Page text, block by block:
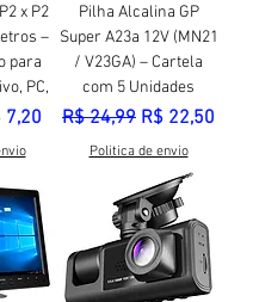
x P2
–
para
PC,
promocional
7,20
Pilha Alcalina GP
Super A23a 12V (MN21
/ V23GA) – Cartela
com 5 Unidades
Preço normal
R$ 24,99 Preço
R$ 22,50
Politica de envio